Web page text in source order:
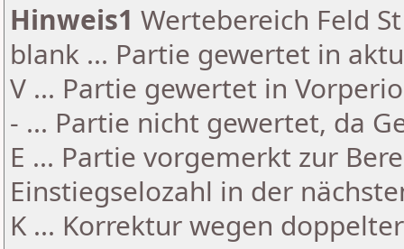
Hinweis1 Wertebereich Feld
blank ... Partie gewertet in
V ... Partie gewertet in
- ... Partie nicht gewertet, da
E ... Partie vorgemerkt zur
Einstiegselozahl in der
K ... Korrektur wegen